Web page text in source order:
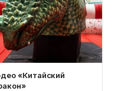
«Китайский